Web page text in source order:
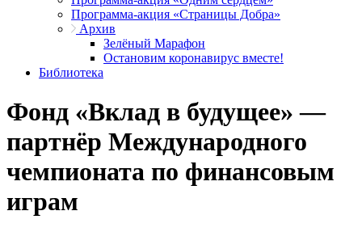
Программа-акция «Страницы Добра»
Архив
Зелёный Марафон
Остановим коронавирус вместе!
Библиотека
Фонд «Вклад в будущее» —
партнёр Международного
чемпионата по финансовым
играм